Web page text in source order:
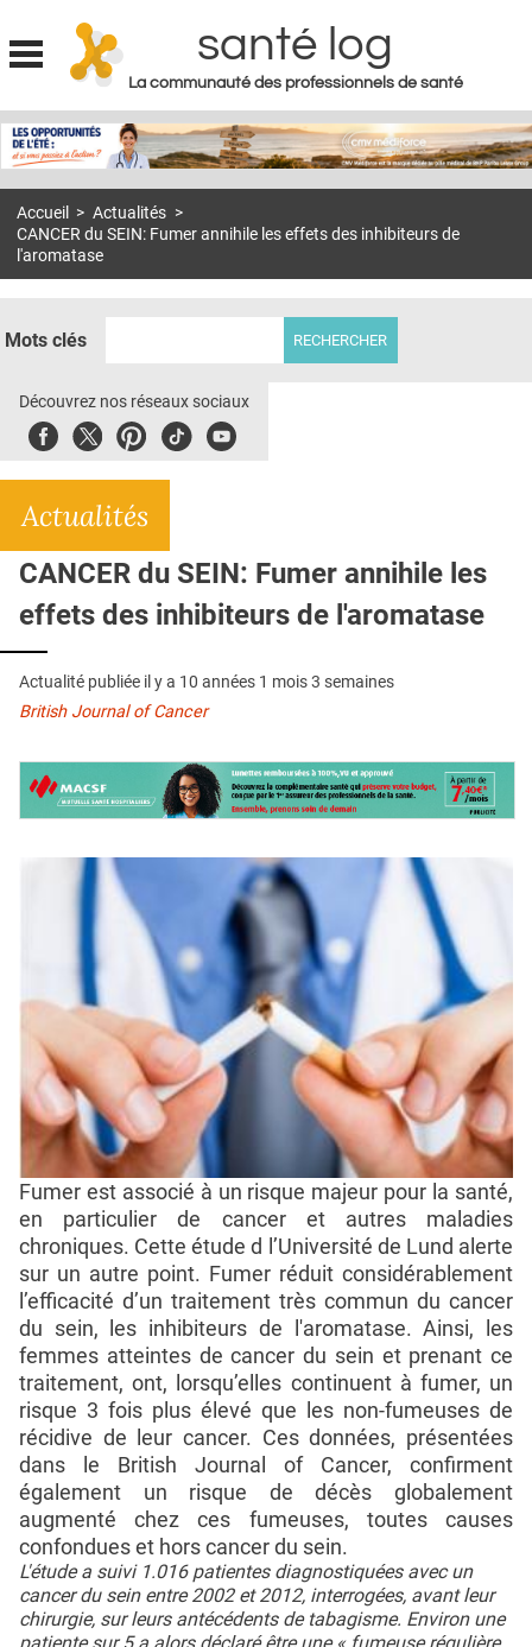
Jump to navigation
santé log
La communauté des professionnels de santé
MON COMPTE
S'ABONNER À LA REVUE SOIN À DOMICILE
E-REVUE SAD
THÉMA
CONTACT
Accueil > Actualités >
CANCER du SEIN: Fumer annihile les effets des inhibiteurs de
l'aromatase
Mots clés
Découvrez nos réseaux sociaux
FacebookTwitterPinterest
TiktokYoubute
Actualités
CANCER du SEIN: Fumer annihile les
effets des inhibiteurs de l'aromatase
Actualité publiée il y a 10 années 1 mois 3 semaines
British Journal of Cancer
Fumer est associé à un risque majeur pour la santé,
en particulier de cancer et autres maladies
chroniques. Cette étude d l’Université de Lund alerte
sur un autre point. Fumer réduit considérablement
l’efficacité d’un traitement très commun du cancer
du sein, les inhibiteurs de l'aromatase. Ainsi, les
femmes atteintes de cancer du sein et prenant ce
traitement, ont, lorsqu’elles continuent à fumer, un
risque 3 fois plus élevé que les non-fumeuses de
récidive de leur cancer. Ces données, présentées
dans le British Journal of Cancer, confirment
également un risque de décès globalement
augmenté chez ces fumeuses, toutes causes
confondues et hors cancer du sein.
L'étude a suivi 1.016 patientes diagnostiquées avec un
cancer du sein entre 2002 et 2012, interrogées, avant leur
chirurgie, sur leurs antécédents de tabagisme. Environ une